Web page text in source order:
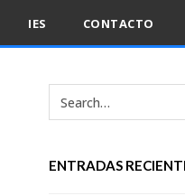
IES CONTACTO
ENTRADAS